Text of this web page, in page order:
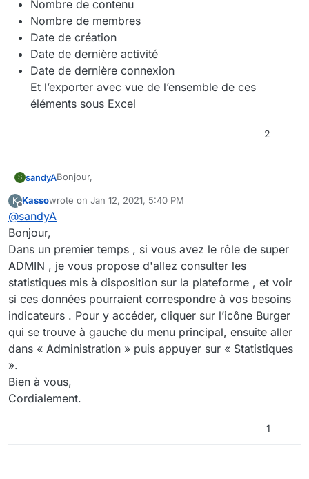
Nombre de contenu
Nombre de membres
Date de création
Date de dernière activité
Date de dernière connexion
Et l’exporter avec vue de l’ensemble de ces
éléments sous Excel
2
S sandyABonjour,
Nous travaillons sur un tableau de suivi est nous
Indicateur mensuel du nombre d'utilisateurs
connectés
Indicateur mensuel sur le nombre de documents
chargés dans NoisyFAST
Indicateur mensuel sur le poids (Mo, Go) des
documents chargés dans NoisyFAST
Indicateurs mensuel sur l’utilisateur des
ressources mises en place (CPU RAM, Utilisation
des capacités de stockage, Temps de réponse,...)
Pouvez-vous nous communiquer les indicateurs
Est-ce qu’il y a d’autres clients de CEO-VISION qui
souhaitent bénéficier de ses indicateurs, merci à vous
?
Merci,
Cordialement,
Sandy ABED
K
Offline
Kassowrote on Jan 12, 2021, 5:40 PM
last edited by
@sandyA
Bonjour,
Dans un premier temps , si vous avez le rôle de super
ADMIN , je vous propose d'allez consulter les
statistiques mis à disposition sur la plateforme , et voir
si ces données pourraient correspondre à vos besoins
indicateurs . Pour y accéder, cliquer sur l’icône Burger
qui se trouve à gauche du menu principal, ensuite aller
dans « Administration » puis appuyer sur « Statistiques
».
Bien à vous,
Cordialement.
1